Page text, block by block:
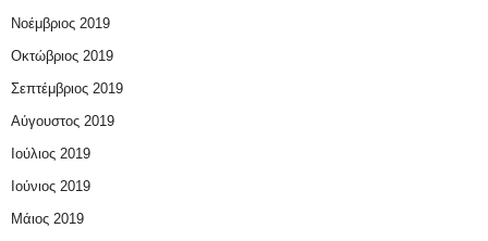
Νοέμβριος 2019
Οκτώβριος 2019
Σεπτέμβριος 2019
Αύγουστος 2019
Ιούλιος 2019
Ιούνιος 2019
Μάιος 2019